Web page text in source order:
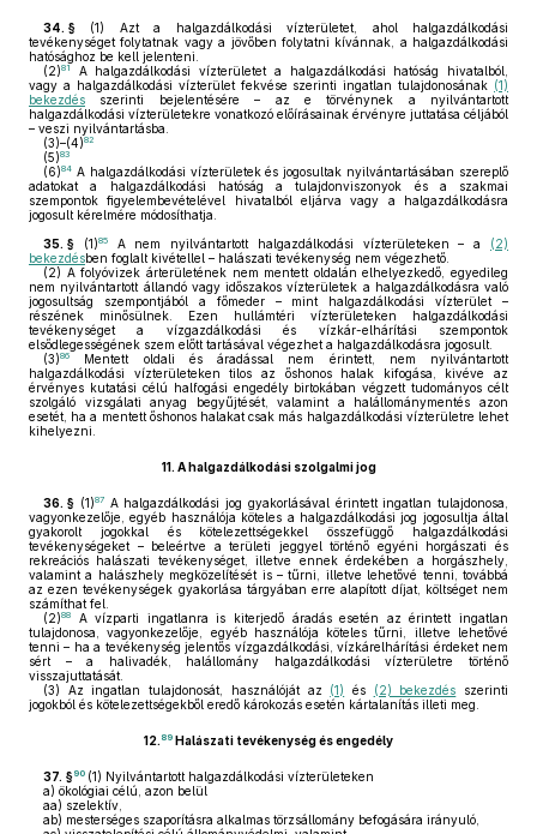
34. § (1)
Azt a halgazdálkodási vízterületet, ahol halgazdálkodási
tevékenységet folytatnak vagy a jövőben folytatni kívánnak, a halgazdálkodási
hatósághoz be kell jelenteni.
(2)81
A halgazdálkodási vízterületet a halgazdálkodási hatóság hivatalból,
vagy a halgazdálkodási vízterület fekvése szerinti ingatlan tulajdonosának (1)
bekezdés szerinti bejelentésére – az e törvénynek a nyilvántartott
halgazdálkodási vízterületekre vonatkozó előírásainak érvényre juttatása céljából
– veszi nyilvántartásba.
(3)–(4)82
(5)83
(6)84 A halgazdálkodási vízterületek és jogosultak nyilvántartásában szereplő
adatokat a halgazdálkodási hatóság a tulajdonviszonyok és a szakmai
szempontok figyelembevételével hivatalból eljárva vagy a halgazdálkodásra
jogosult kérelmére módosíthatja.
35. § (1)85A nem nyilvántartott halgazdálkodási vízterületeken – a (2)
bekezdésben foglalt kivétellel – halászati tevékenység nem végezhető.
(2) A folyóvizek árterületének nem mentett oldalán elhelyezkedő, egyedileg
nem nyilvántartott állandó vagy időszakos vízterületek a halgazdálkodásra való
jogosultság szempontjából a főmeder – mint halgazdálkodási vízterület –
részének minősülnek. Ezen hullámtéri vízterületeken halgazdálkodási
tevékenységet a vízgazdálkodási és vízkár-elhárítási szempontok
elsődlegességének szem előtt tartásával végezhet a halgazdálkodásra jogosult.
(3)86
Mentett oldali és áradással nem érintett, nem nyilvántartott
halgazdálkodási vízterületeken tilos az őshonos halak kifogása, kivéve az
érvényes kutatási célú halfogási engedély birtokában végzett tudományos célt
szolgáló vizsgálati anyag begyűjtését, valamint a halállománymentés azon
esetét, ha a mentett őshonos halakat csak más halgazdálkodási vízterületre lehet
kihelyezni.
11. A halgazdálkodási szolgalmi jog
36. § (1)87A halgazdálkodási jog gyakorlásával érintett ingatlan tulajdonosa,
vagyonkezelője, egyéb használója köteles a halgazdálkodási jog jogosultja által
gyakorolt jogokkal és kötelezettségekkel összefüggő halgazdálkodási
tevékenységeket – beleértve a területi jeggyel történő egyéni horgászati és
rekreációs halászati tevékenységet, illetve ennek érdekében a horgászhely,
valamint a halászhely megközelítését is – tűrni, illetve lehetővé tenni, továbbá
az ezen tevékenységek gyakorlása tárgyában erre alapított díjat, költséget nem
számíthat fel.
(2)88
A vízparti ingatlanra is kiterjedő áradás esetén az érintett ingatlan
tulajdonosa, vagyonkezelője, egyéb használója köteles tűrni, illetve lehetővé
tenni – ha a tevékenység jelentős vízgazdálkodási, vízkárelhárítási érdeket nem
sért – a halivadék, halállomány halgazdálkodási vízterületre történő
visszajuttatását.
(3) Az ingatlan tulajdonosát, használóját az (1) és (2) bekezdés szerinti
jogokból és kötelezettségekből eredő károkozás esetén kártalanítás illeti meg.
12. 89 Halászati tevékenység és engedély
37. §90 (1) Nyilvántartott halgazdálkodási vízterületeken
a) ökológiai célú, azon belül
aa) szelektív,
ab) mesterséges szaporításra alkalmas törzsállomány befogására irányuló,